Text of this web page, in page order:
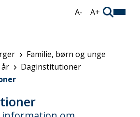
A- A+
Familie, børn og unge
år
Daginstitutioner